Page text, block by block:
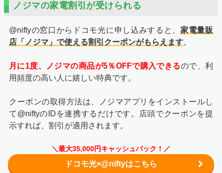
入力内容を確認し、間違いがなければ「次へ」という赤い
ボタンを押してください。
ノジマの家電割引が受けられる
@niftyの窓口からドコモ光に申し込みすると、 家電量販
店「ノジマ」で使える割引クーポンがもらえます。
月に1度、ノジマの商品が5％OFFで購入できるので、利
用頻度の高い人に嬉しい特典です。
クーポンの取得方法は、ノジマアプリをインストールし
て@niftyのIDを連携するだけです。店頭でクーポンを提
示すれば、割引が適用されます。
＼最大35,000円キャッシュバック！／
ドコモ光×@niftyはこちら